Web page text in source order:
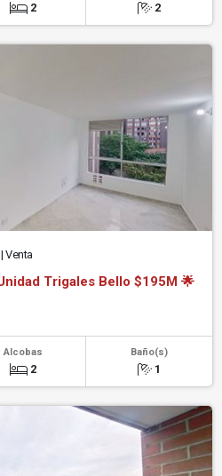
2 2
| Venta
Trigales Bello $195M 🌟
Alcobas
2
Baño(s)
1